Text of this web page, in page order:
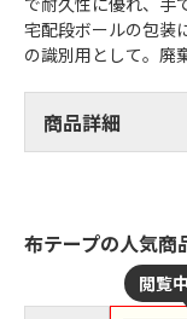
宅配段ボールの包装
の識別用として。廃
商品詳細
布テープの人気商